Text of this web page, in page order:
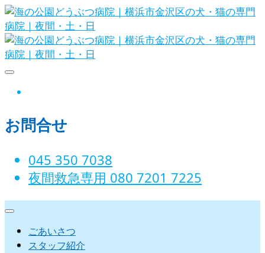
Skip
to
content
日
お問合せ
045 350 7038‬
夜間救急専用 080 7201 7225‬
ごあいさつ
スタッフ紹介